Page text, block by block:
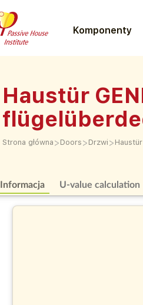
Komponenty
Haustür
Strona główna > Doors > Drzwi >
Informacja U-value calculation